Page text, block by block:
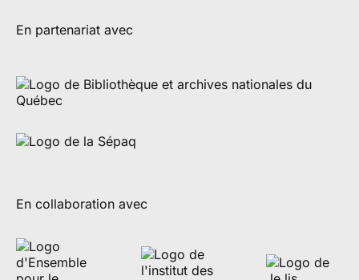
En partenariat avec
En collaboration avec